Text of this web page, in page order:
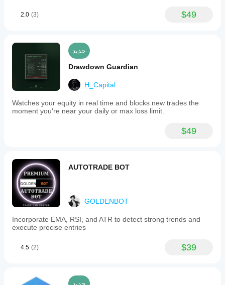
2.0 (3) $49
جديد
Drawdown Guardian
H_Capital
Watches your equity in real time and blocks new trades the
moment you're near your daily or max loss limit.
$49
AUTOTRADE BOT
GOLDENBOT
Incorporate EMA, RSI, and ATR to detect strong trends and
execute precise entries
4.5 (2) $39